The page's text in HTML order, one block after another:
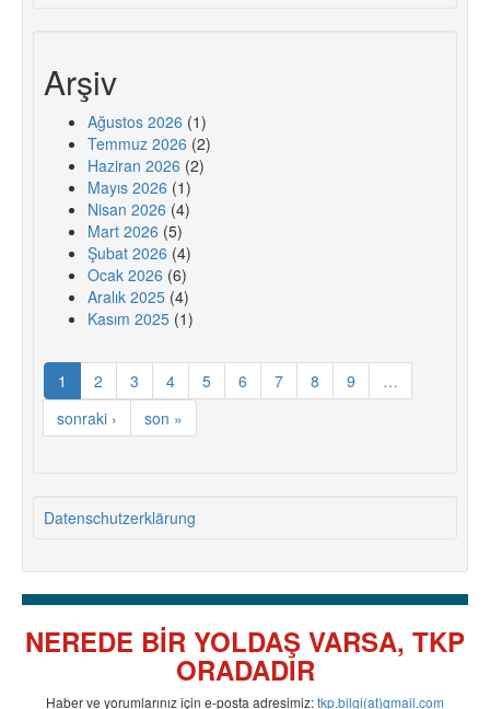
Arşiv
Ağustos 2026 (1)
Temmuz 2026 (2)
Haziran 2026 (2)
Mayıs 2026 (1)
Nisan 2026 (4)
Mart 2026 (5)
Şubat 2026 (4)
Ocak 2026 (6)
Aralık 2025 (4)
Kasım 2025 (1)
1 2 3 4 5 6 7 8 9
…
sonraki ›
son »
Datenschutzerklärung
NEREDE BİR YOLDAŞ VARSA, TKP
ORADADIR
Haber ve yorumlarınız için e-posta adresimiz:tkp.bilgi(at)gmail.com